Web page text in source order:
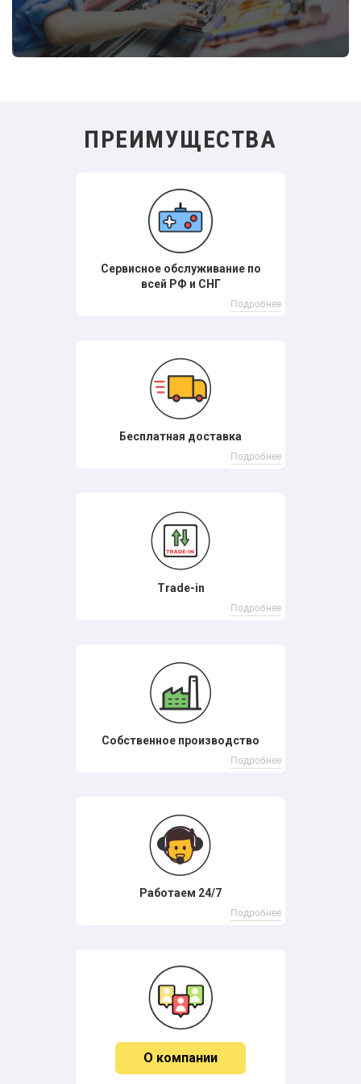
Подробнее
ПРЕИМУЩЕСТВА
Сервисное обслуживание по
всей РФ и СНГ
Подробнее
Бесплатная доставка
Подробнее
Trade-in
Подробнее
Собственное производство
Подробнее
Работаем 24/7
Подробнее
О компании